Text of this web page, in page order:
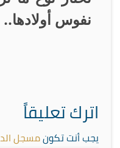
نفوس أولادها..
اترك تعليقاً
يجب أنت تكونمسجل